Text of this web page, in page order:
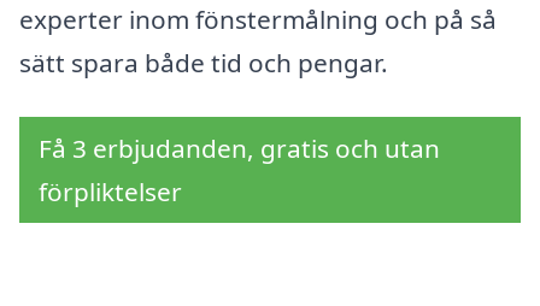
experter inom fönstermålning och på så
sätt spara både tid och pengar.
Få 3 erbjudanden, gratis och utan
förpliktelser